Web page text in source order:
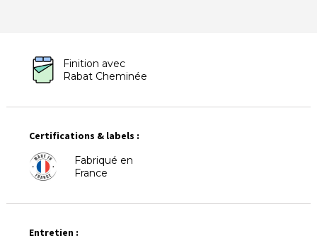
Finition avec
Rabat Cheminée
Certifications & labels :
Fabriqué en
France
Entretien :